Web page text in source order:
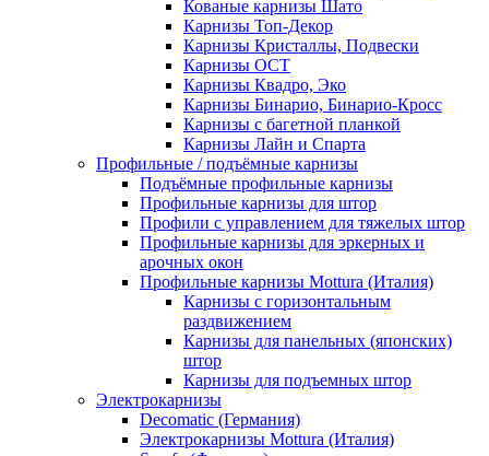
Кованые карнизы Шато
Карнизы Топ-Декор
Карнизы Кристаллы, Подвески
Карнизы ОСТ
Карнизы Квадро, Эко
Карнизы Бинарио, Бинарио-Кросс
Карнизы с багетной планкой
Карнизы Лайн и Спарта
Профильные / подъёмные карнизы
Подъёмные профильные карнизы
Профильные карнизы для штор
Профили с управлением для тяжелых штор
Профильные карнизы для эркерных и
арочных окон
Профильные карнизы Mottura (Италия)
Карнизы с горизонтальным
раздвижением
Карнизы для панельных (японских)
штор
Карнизы для подъемных штор
Электрокарнизы
Decomatic (Германия)
Электрокарнизы Mottura (Италия)